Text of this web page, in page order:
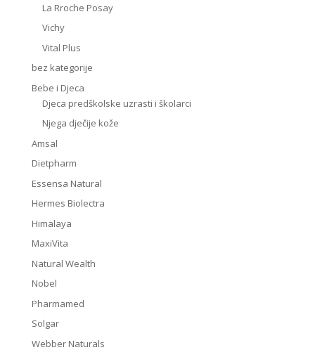
La Rroche Posay
Vichy
Vital Plus
bez kategorije
Bebe i Djeca
Djeca predškolske uzrasti i školarci
Njega dječije kože
Amsal
Dietpharm
Essensa Natural
Hermes Biolectra
Himalaya
MaxiVita
Natural Wealth
Nobel
Pharmamed
Solgar
Webber Naturals